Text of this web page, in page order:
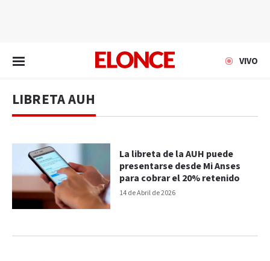
VIVO
LIBRETA AUH
14 de Abril de 2026
La libreta de la AUH puede
presentarse desde Mi Anses
para cobrar el 20% retenido